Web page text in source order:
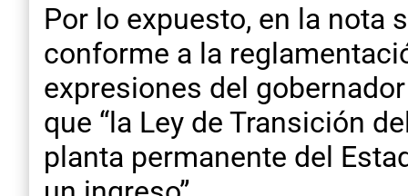
Por lo expuesto, en la nota
conforme a la
expresiones del
que “la Ley de Transición
planta permanente del